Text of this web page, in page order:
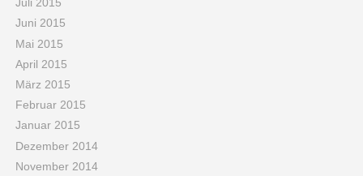
Juli 2015
Juni 2015
Mai 2015
April 2015
März 2015
Februar 2015
Januar 2015
Dezember 2014
November 2014